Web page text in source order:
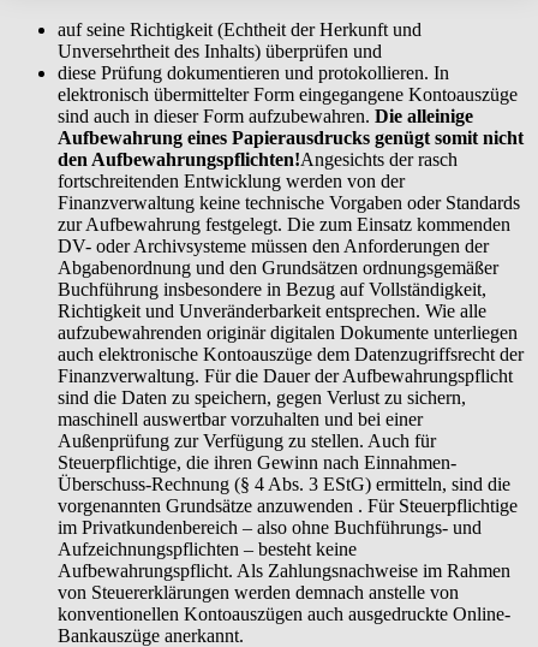
auf seine Richtigkeit (Echtheit der Herkunft und
Unversehrtheit des Inhalts) überprüfen und
diese Prüfung dokumentieren und protokollieren. In
elektronisch übermittelter Form eingegangene Kontoauszüge
sind auch in dieser Form aufzubewahren. Die alleinige
Aufbewahrung eines Papierausdrucks genügt somit nicht
den Aufbewahrungspflichten!Angesichts der rasch
fortschreitenden Entwicklung werden von der
Finanzverwaltung keine technische Vorgaben oder Standards
zur Aufbewahrung festgelegt. Die zum Einsatz kommenden
DV- oder Archivsysteme müssen den Anforderungen der
Abgabenordnung und den Grundsätzen ordnungsgemäßer
Buchführung insbesondere in Bezug auf Vollständigkeit,
Richtigkeit und Unveränderbarkeit entsprechen. Wie alle
aufzubewahrenden originär digitalen Dokumente unterliegen
auch elektronische Kontoauszüge dem Datenzugriffsrecht der
Finanzverwaltung. Für die Dauer der Aufbewahrungspflicht
sind die Daten zu speichern, gegen Verlust zu sichern,
maschinell auswertbar vorzuhalten und bei einer
Außenprüfung zur Verfügung zu stellen. Auch für
Steuerpflichtige, die ihren Gewinn nach Einnahmen-
Überschuss-Rechnung (§ 4 Abs. 3 EStG) ermitteln, sind die
vorgenannten Grundsätze anzuwenden . Für Steuerpflichtige
im Privatkundenbereich – also ohne Buchführungs- und
Aufzeichnungspflichten – besteht keine
Aufbewahrungspflicht. Als Zahlungsnachweise im Rahmen
von Steuererklärungen werden demnach anstelle von
konventionellen Kontoauszügen auch ausgedruckte Online-
Bankauszüge anerkannt.